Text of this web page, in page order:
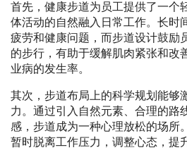
首先，健康步道为员工提供了一个
体活动的自然融入日常工作。长时
疲劳和健康问题，而步道设计鼓励
的步行，有助于缓解肌肉紧张和改
业病的发生率。
其次，步道布局上的科学规划能够
力。通过引入自然元素、合理的路
感，步道成为一种心理放松的场所
暂时脱离工作压力，调整心态，提